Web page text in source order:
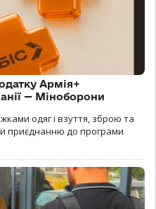
Армія+
— Міноборони
одяг і взуття, зброю та
приєднанню до програми